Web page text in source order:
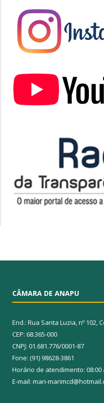
CÂMARA DE ANAPU
End.: Rua Santa Luzia, nº 102,
CEP: 68.365-000
CNPJ: 01.681.776/0001-87
Fone: (91) 98628-3861
Horário de atendimento: 08:00
E-mail: mari-